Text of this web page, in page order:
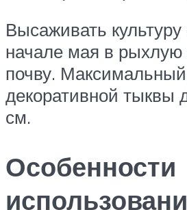
Высаживать культуру
начале мая в
почву.
декоративной тыквы
см.
Особенности